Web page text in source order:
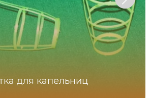
для капельниц